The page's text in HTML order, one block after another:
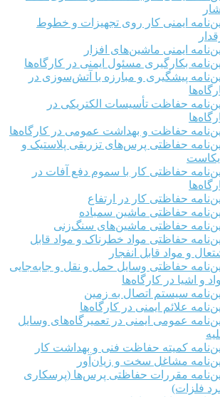
ایمنی کار روی تجهیزات و خطوط
ایمنی ماشین‌های افزار
بکارگیری مسئول ایمنی در کارگاه‌ها
پیشگیری و مبارزه با آتش‌سوزی در
حفاظت تأسیسات الکتریکی در
حفاظت و بهداشت عمومی در کارگاه‌ها
حفاظتی پرس‌های تزریقی پلاستیک و
حفاظتی کار با سموم دفع آفات در
حفاظتی کار در ارتفاع
حفاظتی ماشین سمباده
حفاظتی ماشین‌های سنگ‌زنی
حفاظتی مواد خطرناک و مواد قابل
و مواد قابل انفجار
حفاظتی وسایل حمل و نقل و جابه‌جایی
و اشیا در کارگاه‌ها
سیستم اتصال به زمین
علائم ایمنی در کارگاه‌ها
عمومی ایمنی در تعمیرگاه‌های وسایل
کمیته حفاظت فنی و بهداشت کار
مشاغل سخت و زیان‌آور
مقررات حفاظتی پرس‌ها (پرسکاری
فلزات)